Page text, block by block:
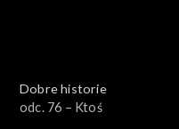
Dobre historie
odc. 76 – Ktoś